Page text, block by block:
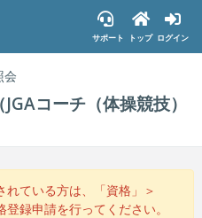
サポート トップ ログイン
会
コーチ（体操競技）
ている方は、「資格」＞
登録申請を行ってください。